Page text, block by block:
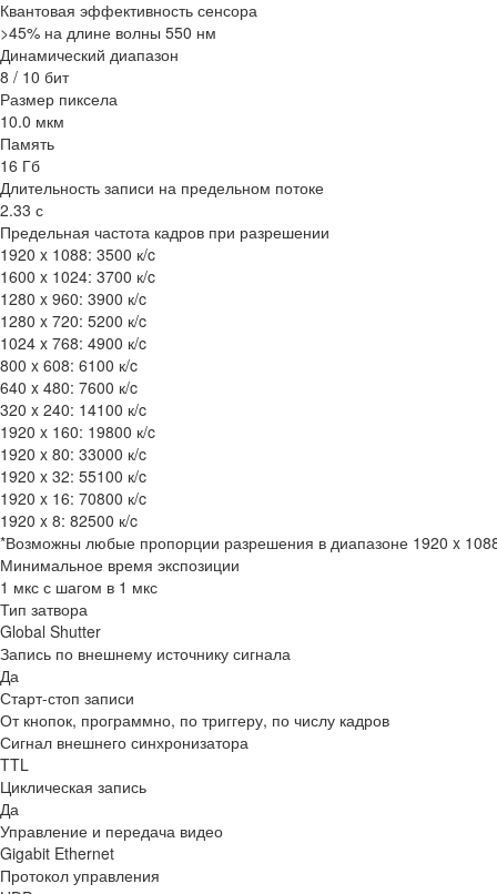
Квантовая эффективность сенсора
>45% на длине волны 550 нм
Динамический диапазон
8 / 10 бит
Размер пиксела
10.0 мкм
Память
16 Гб
Длительность записи на предельном потоке
2.33 с
Предельная частота кадров при разрешении
1920 x 1088: 3500 к/c
1600 x 1024: 3700 к/c
1280 x 960: 3900 к/c
1280 x 720: 5200 к/c
1024 x 768: 4900 к/c
800 x 608: 6100 к/c
640 x 480: 7600 к/c
320 x 240: 14100 к/c
1920 x 160: 19800 к/c
1920 x 80: 33000 к/c
1920 x 32: 55100 к/c
1920 x 16: 70800 к/c
1920 x 8: 82500 к/c
*Возможны любые пропорции разрешения в диапазоне 1920 x
Минимальное время экспозиции
1 мкс с шагом в 1 мкс
Тип затвора
Global Shutter
Запись по внешнему источнику сигнала
Да
Старт-стоп записи
От кнопок, программно, по триггеру, по числу кадров
Сигнал внешнего синхронизатора
TTL
Циклическая запись
Да
Управление и передача видео
Gigabit Ethernet
Протокол управления